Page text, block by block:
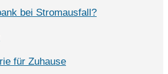
bei Stromausfall?
für Zuhause